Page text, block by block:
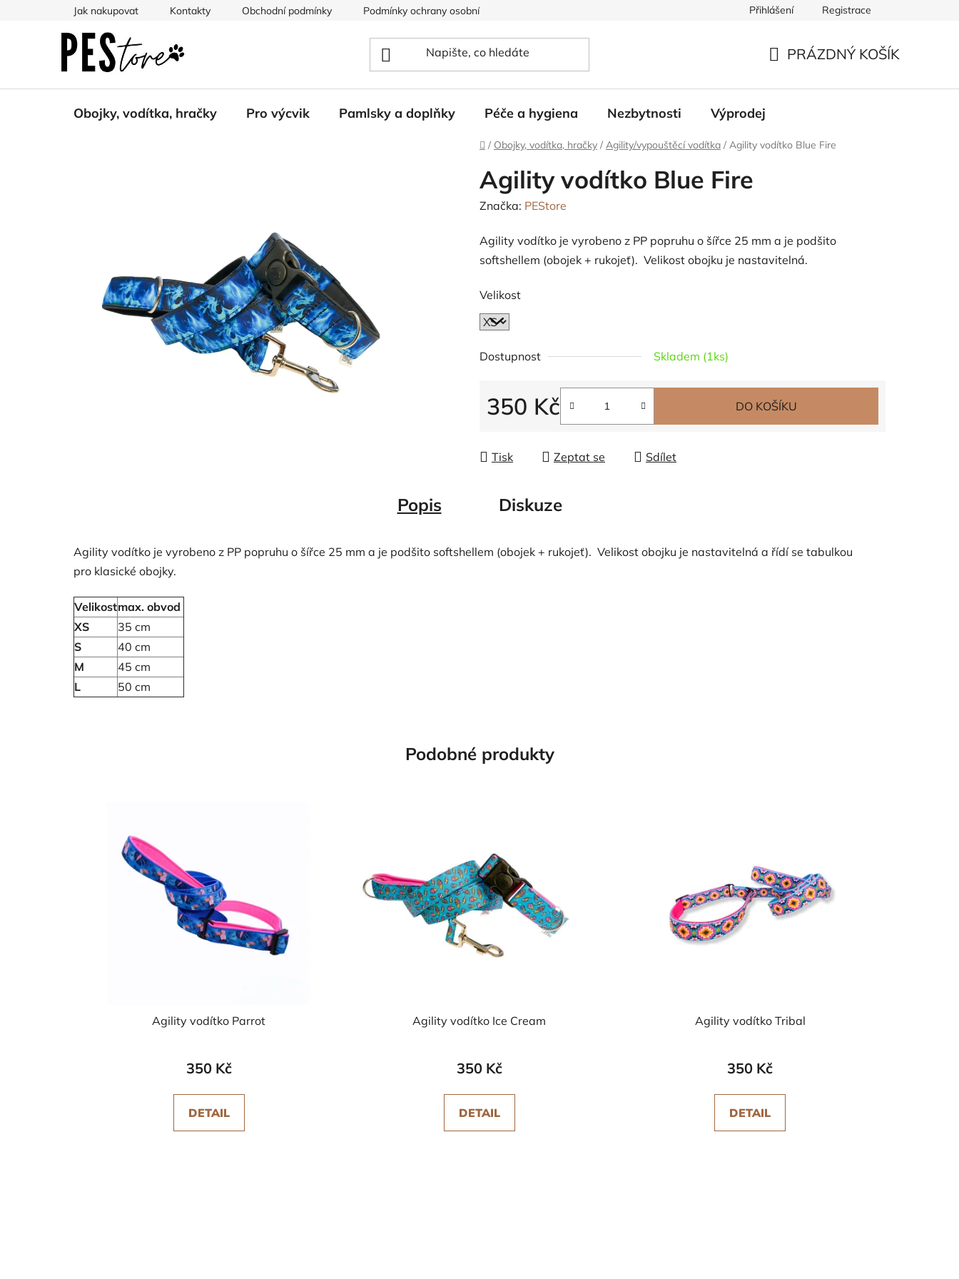
Jak nakupovat Kontakty Obchodní podmínky Podmínky ochrany osobních údajů Přihlášení Registrace
PRÁZDNÝ KOŠÍK
Obojky, vodítka, hračky Pro výcvik Pamlsky a doplňky Péče a hygiena Nezbytnosti Výprodej
Domů
/ Obojky, vodítka, hračky / Agility/vypouštěcí vodítka / Agility vodítko Blue Fire
Agility vodítko Blue Fire
Značka: PEStore
Agility vodítko je vyrobeno z PP popruhu o šířce 25 mm a je podšito
softshellem (obojek + rukojeť). Velikost obojku je nastavitelná.
Velikost
Dostupnost Skladem (1ks)
350 Kč DO KOŠÍKU
Tisk Zeptat se Sdílet
Popis Diskuze
Agility vodítko je vyrobeno z PP popruhu o šířce 25 mm a je podšito softshellem (obojek + rukojeť). Velikost obojku je nastavitelná a řídí se tabulkou
pro klasické obojky.
Velikostmax. obvod
XS
35 cm
S
40 cm
M
45 cm
L
50 cm
Podobné produkty
Agility vodítko Parrot
350 Kč
DETAIL
Agility vodítko Ice Cream
350 Kč
DETAIL
Agility vodítko Tribal
350 Kč
DETAIL